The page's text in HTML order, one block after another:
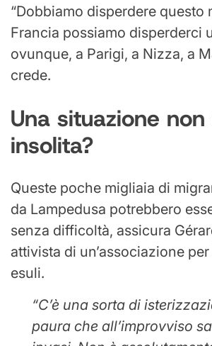
“Dobbiamo disperdere questo
Francia possiamo disperderci
ovunque, a Parigi, a Nizza, a
crede.
Una situazione
insolita?
Queste poche migliaia di
da Lampedusa potrebbero
senza difficoltà, assicura
attivista di un’associazione
esuli.
“C’è una sorta di
paura che all’improvviso